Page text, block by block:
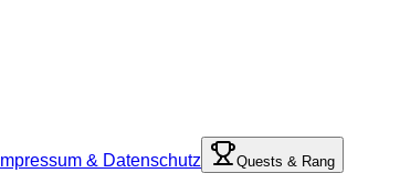
Impressum & Datenschutz Quests & Rang